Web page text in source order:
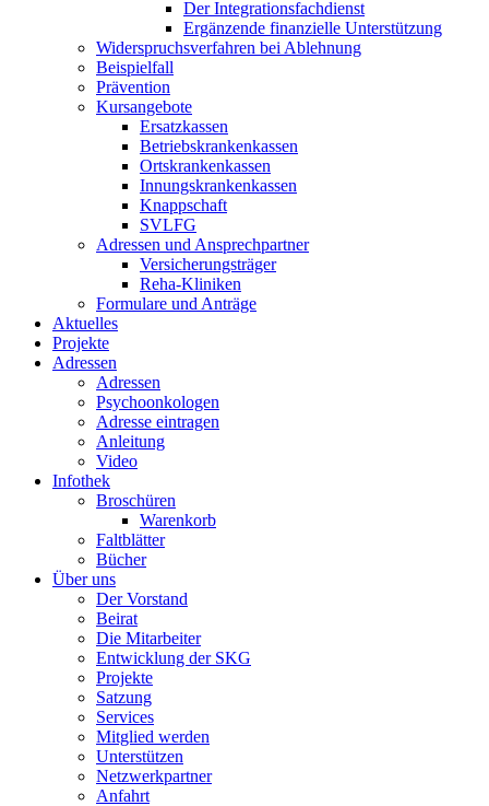
Der Integrationsfachdienst
Ergänzende finanzielle Unterstützung
Widerspruchsverfahren bei Ablehnung
Beispielfall
Prävention
Kursangebote
Ersatzkassen
Betriebskrankenkassen
Ortskrankenkassen
Innungskrankenkassen
Knappschaft
SVLFG
Adressen und Ansprechpartner
Versicherungsträger
Reha-Kliniken
Formulare und Anträge
Aktuelles
Projekte
Adressen
Adressen
Psychoonkologen
Adresse eintragen
Anleitung
Video
Infothek
Broschüren
Warenkorb
Faltblätter
Bücher
Über uns
Der Vorstand
Beirat
Die Mitarbeiter
Entwicklung der SKG
Projekte
Satzung
Services
Mitglied werden
Unterstützen
Netzwerkpartner
Anfahrt